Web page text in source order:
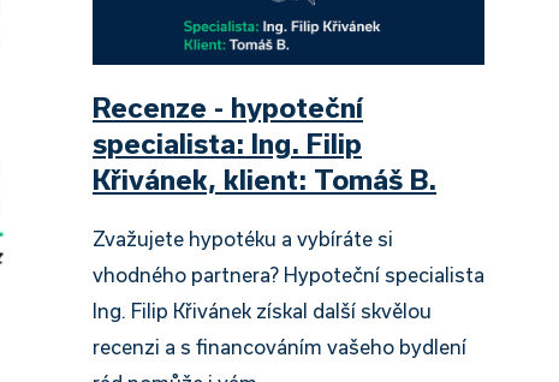
Recenze - hypoteční
specialista: Ing. Filip
Křivánek, klient: Tomáš B.
Zvažujete hypotéku a vybíráte si
vhodného partnera? Hypoteční specialista
Ing. Filip Křivánek získal další skvělou
recenzi a s financováním vašeho bydlení